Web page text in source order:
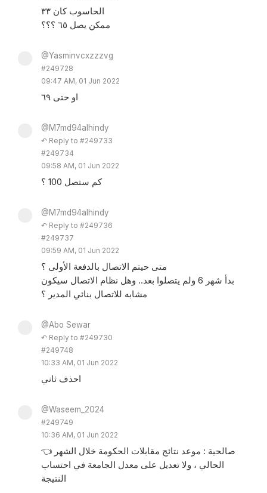
الحاسوب كان ٣٣
ممكن يصل ٦٥ ؟؟؟
@Yasminvcxzzzvg
#249728
09:47 AM, 01 Jun 2022
او حتى ٦٩
@M7md94alhindy
↶ Reply to #249733
#249734
09:58 AM, 01 Jun 2022
كم ستصل 100 ؟
@M7md94alhindy
↶ Reply to #249736
#249737
09:59 AM, 01 Jun 2022
متى حيتم الاتصال بالدفعة الأولى ؟
بدأ شهر 6 ولم يتصلوا بعد.. وهل نظام الاتصال سيكون
مشابه للاتصال بنائي المدير ؟
@Abo Sewar
↶ Reply to #249730
#249748
10:33 AM, 01 Jun 2022
احذف ثاني
@Waseem_2024
#249749
10:36 AM, 01 Jun 2022
👈 صالحية : موعد نتائج مقابلات الحكومة خلال الشهر
الحالي ، ولا تعديل على معدل الجامعة في احتساب
النتيجة